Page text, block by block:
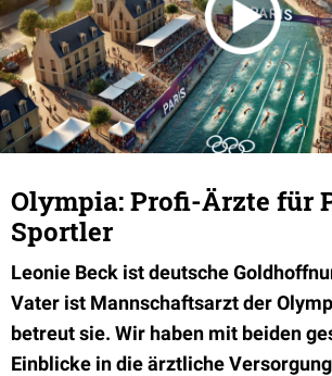
Olympia: Profi-Ärzte für
Sportler
Leonie Beck ist deutsche
Vater ist Mannschaftsarzt der
betreut sie. Wir haben mit beiden
Einblicke in die ärztliche